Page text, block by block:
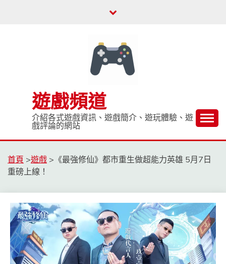
遊戲頻道
介紹各式遊戲資訊、遊戲簡介、遊玩體驗、遊
戲評論的網站
首頁 >遊戲 > 《最強修仙》都市重生做超能力英雄 5月7日
重磅上線！